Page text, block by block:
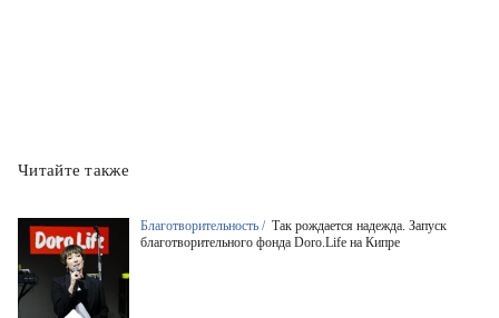
Читайте также
Благотворительность / Так рождается надежда. Запуск
благотворительного фонда Doro.Life на Кипре